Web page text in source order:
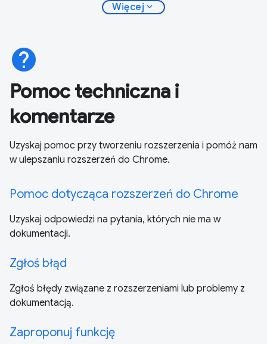
Więcej expand_more
help
Pomoc techniczna i
komentarze
Uzyskaj pomoc przy tworzeniu rozszerzenia i pomóż nam
w ulepszaniu rozszerzeń do Chrome.
Pomoc dotycząca rozszerzeń do Chrome
Uzyskaj odpowiedzi na pytania, których nie ma w
dokumentacji.
Zgłoś błąd
Zgłoś błędy związane z rozszerzeniami lub problemy z
dokumentacją.
Zaproponuj funkcję